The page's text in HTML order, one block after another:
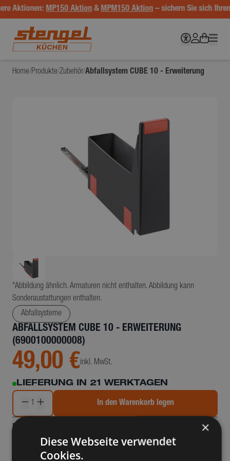
Aktionen: MP150 Aktion & MPM150 Aktion– sichern Sie sich
Home/Produkte/Zubehör/Abfallsystem CUBE 10 - Erweiterung
*Abbildung ähnlich. Armaturen nicht enthalten. Abbildung kann
Sonderaustattungen enthalten.
Abfallsysteme
ABFALLSYSTEM CUBE 10 - ERWEITERUNG
(6900100000008)
49,00 €inkl. MwSt.
LIEFERUNG IN 21 WERKTAGEN
1 In den Warenkorb legen
Details & Beschreibung
Behälter 4,5 Liter
×
Diese Webseite verwendet
Cookies.